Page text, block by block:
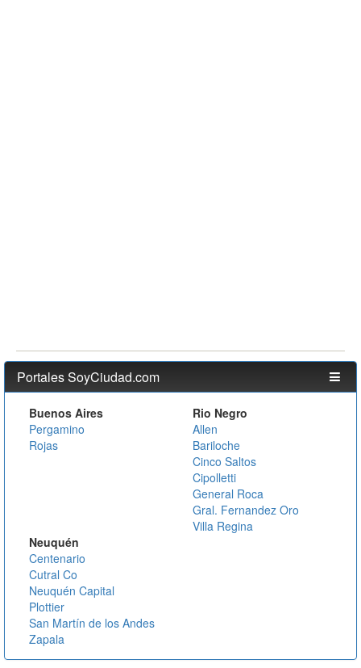
Portales SoyCiudad.com
Buenos Aires
Pergamino
Rojas
Rio Negro
Allen
Bariloche
Cinco Saltos
Cipolletti
General Roca
Gral. Fernandez Oro
Villa Regina
Neuquén
Centenario
Cutral Co
Neuquén Capital
Plottier
San Martín de los Andes
Zapala